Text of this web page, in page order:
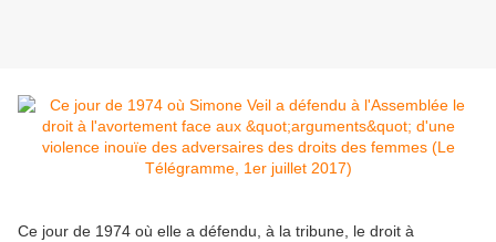
Ce jour de 1974 où elle a défendu, à la tribune, le droit à